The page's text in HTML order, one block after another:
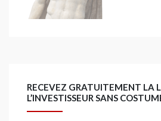
RECEVEZ GRATUITEMENT LA
L’INVESTISSEUR SANS